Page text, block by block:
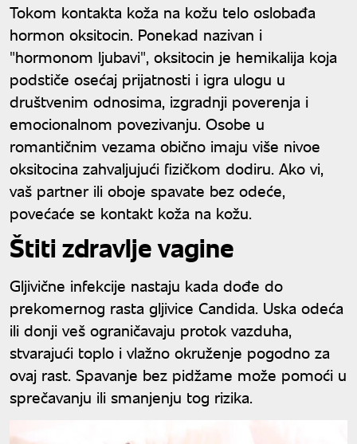
Tokom kontakta koža na kožu telo oslobađa
hormon oksitocin. Ponekad nazivan i
"hormonom ljubavi", oksitocin je hemikalija koja
podstiče osećaj prijatnosti i igra ulogu u
društvenim odnosima, izgradnji poverenja i
emocionalnom povezivanju. Osobe u
romantičnim vezama obično imaju više nivoe
oksitocina zahvaljujući fizičkom dodiru. Ako vi,
vaš partner ili oboje spavate bez odeće,
povećaće se kontakt koža na kožu.
Štiti zdravlje vagine
Gljivične infekcije nastaju kada dođe do
prekomernog rasta gljivice Candida. Uska odeća
ili donji veš ograničavaju protok vazduha,
stvarajući toplo i vlažno okruženje pogodno za
ovaj rast. Spavanje bez pidžame može pomoći u
sprečavanju ili smanjenju tog rizika.